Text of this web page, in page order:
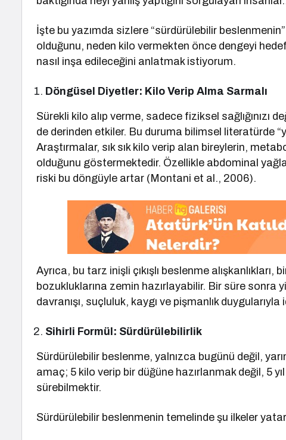
İşte bu yazımda sizlere “sürdürülebilir
olduğunu, neden kilo vermekten önce dengeyi
nasıl inşa edileceğini anlatmak istiyorum.
Döngüsel Diyetler: Kilo Verip Alma Sarmalı
Sürekli kilo alıp verme, sadece fiziksel sağlığınızı
de derinden etkiler. Bu duruma bilimsel literatürde
Araştırmalar, sık sık kilo verip alan bireylerin,
olduğunu göstermektedir. Özellikle abdominal
riski bu döngüyle artar (Montani et al., 2006).
Ayrıca, bu tarz inişli çıkışlı beslenme
bozukluklarına zemin hazırlayabilir. Bir süre sonra
davranışı, suçluluk, kaygı ve pişmanlık duygularıyla
Sihirli Formül: Sürdürülebilirlik
Sürdürülebilir beslenme, yalnızca bugünü değil,
amaç; 5 kilo verip bir düğüne hazırlanmak değil, 5
sürebilmektir.
Sürdürülebilir beslenmenin temelinde şu ilkeler